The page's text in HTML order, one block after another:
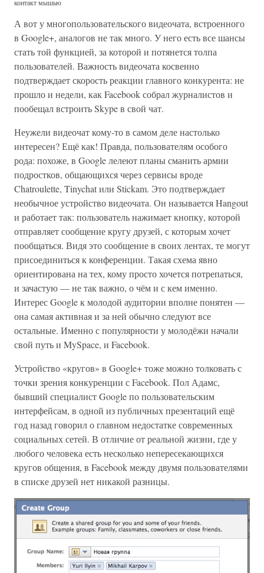
контакт мышью
А вот у многопользовательского видеочата, встроенного
в Google+, аналогов не так много. У него есть все шансы
стать той функцией, за которой и потянется толпа
пользователей. Важность видеочата косвенно
подтверждает скорость реакции главного конкурента: не
прошло и недели, как Facebook собрал журналистов и
пообещал встроить Skype в свой чат.
Неужели видеочат кому-то в самом деле настолько
интересен? Ещё как! Правда, пользователям особого
рода: похоже, в Google лелеют планы сманить армии
подростков, общающихся через сервисы вроде
Chatroulette, Tinychat или Stickam. Это подтверждает
необычное устройство видеочата. Он называется Hangout
и работает так: пользователь нажимает кнопку, которой
отправляет сообщение кругу друзей, с которым хочет
пообщаться. Видя это сообщение в своих лентах, те могут
присоединиться к конференции. Такая схема явно
ориентирована на тех, кому просто хочется потрепаться,
и зачастую — не так важно, о чём и с кем именно.
Интерес Google к молодой аудитории вполне понятен —
она самая активная и за ней обычно следуют все
остальные. Именно с популярности у молодёжи начали
свой путь и MySpace, и Facebook.
Устройство «кругов» в Google+ тоже можно толковать с
точки зрения конкуренции с Facebook. Пол Адамс,
бывший специалист Google по пользовательским
интерфейсам, в одной из публичных презентаций ещё
год назад говорил о главном недостатке современных
социальных сетей. В отличие от реальной жизни, где у
любого человека есть несколько непересекающихся
кругов общения, в Facebook между двумя пользователями
в списке друзей нет никакой разницы.